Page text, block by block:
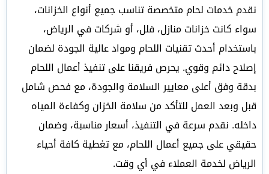
نقدم خدمات لحام متخصصة تناسب جميع أنواع الخزانات،
سواء كانت خزانات منازل، فلل، أو شركات في الرياض،
باستخدام أحدث تقنيات اللحام ومواد عالية الجودة لضمان
إصلاح دائم وقوي. يحرص فريقنا على تنفيذ أعمال اللحام
بدقة وفق أعلى معايير السلامة والجودة، مع فحص شامل
قبل وبعد العمل للتأكد من سلامة الخزان وكفاءة المياه
داخله. نقدم سرعة في التنفيذ، أسعار مناسبة، وضمان
حقيقي على جميع أعمال اللحام، مع تغطية كافة أحياء
الرياض لخدمة العملاء في أي وقت.